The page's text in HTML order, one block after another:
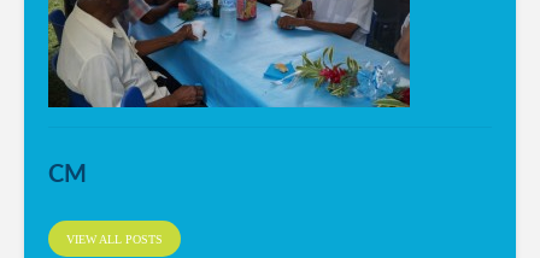
CM
VIEW ALL POSTS